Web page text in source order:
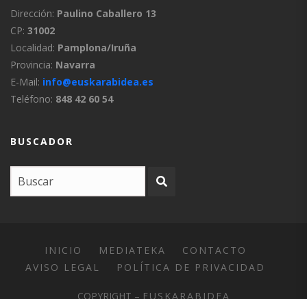
Dirección: Paulino Caballero 13
CP: 31002
Localidad: Pamplona/Iruña
Provincia: Navarra
E-Mail: info@euskarabidea.es
Teléfono: 848 42 60 54
BUSCADOR
INICIO MEDIATEKA
CONTACTO
AVISO LEGAL
POLÍTICA DE PRIVACIDAD
COPYRIGHT – EUSKARABIDEA